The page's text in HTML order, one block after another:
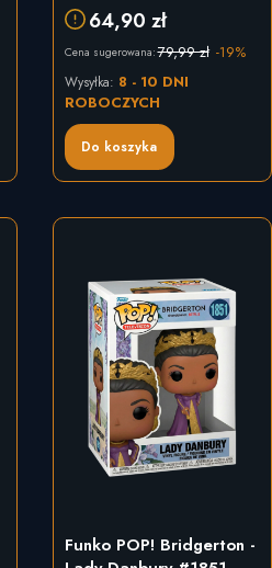
64,90 zł
Cena sugerowana:79,99 zł -19%
Do koszyka
Wysyłka: 8 - 10 DNI
ROBOCZYCH
Funko POP! Bridgerton -